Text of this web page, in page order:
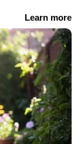
സ്ഥലം
7.68 ലക്ഷം